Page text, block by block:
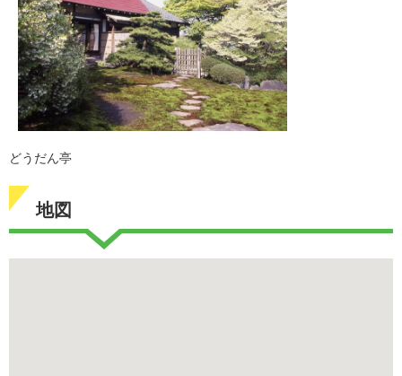
どうだん亭
地図